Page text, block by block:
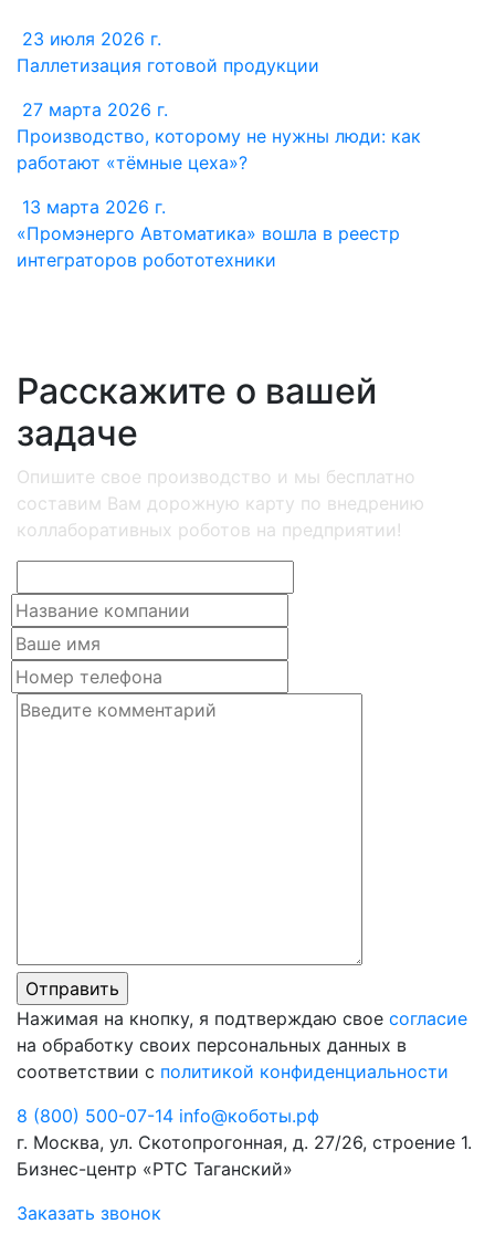
23 июля 2026 г.
Паллетизация готовой продукции
27 марта 2026 г.
Производство, которому не нужны люди: как
работают «тёмные цеха»?
13 марта 2026 г.
«Промэнерго Автоматика» вошла в реестр
интеграторов робототехники
Расскажите о вашей
задаче
Опишите свое производство и мы бесплатно
составим Вам дорожную карту по внедрению
коллаборативных роботов на предприятии!
Нажимая на кнопку, я подтверждаю свое согласие
на обработку своих персональных данных в
соответствии с политикой конфиденциальности
8 (800) 500-07-14 info@коботы.рф
г. Москва, ул. Скотопрогонная, д. 27/26, строение 1.
Бизнес-центр «РТС Таганский»
Заказать звонок